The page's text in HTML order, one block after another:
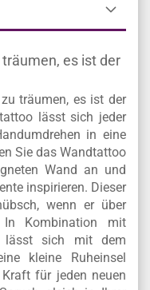
es ist der
träumen, es ist der
lässt sich jeder
in eine
Sie das Wandtattoo
Wand an und
inspirieren. Dieser
wenn er über
Kombination mit
lässt sich mit dem
kleine Ruheinsel
für jeden neuen